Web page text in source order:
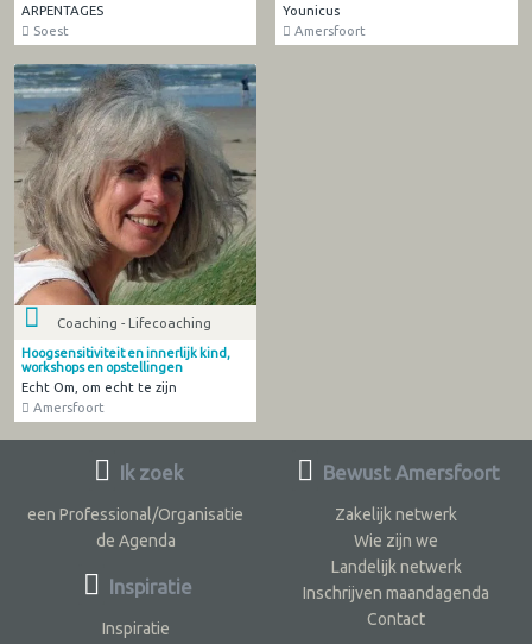
ARPENTAGES
Soest
Younicus
Amersfoort
Coaching - Lifecoaching
Hoogsensitiviteit en innerlijk kind,
workshops en opstellingen
Echt Om, om echt te zijn
Amersfoort
Ik zoek
een Professional/Organisatie
de Agenda
Inspiratie
Inspiratie
Bewust Amersfoort
Zakelijk netwerk
Wie zijn we
Landelijk netwerk
Inschrijven maandagenda
Contact